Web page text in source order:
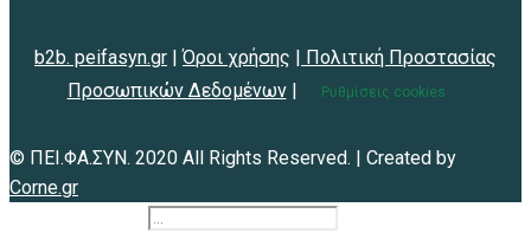
b2b. peifasyn.gr |Όροι χρήσης | Πολιτική Προστασίας
Προσωπικών Δεδομένων| Ρυθμίσεις cookies
© ΠΕΙ.ΦΑ.ΣΥΝ. 2020 All Rights Reserved. | Created by
Corne.gr